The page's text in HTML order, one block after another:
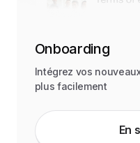
Onboarding
Intégrez vos
plus facilement
En